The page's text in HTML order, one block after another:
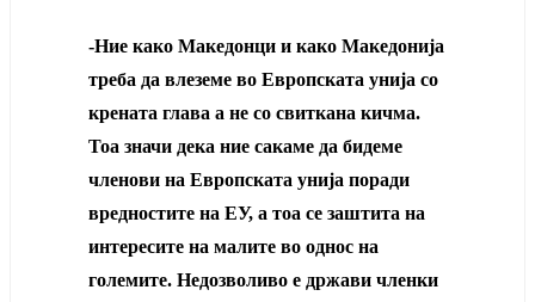
-Ние како Македонци и како Македонија
треба да влеземе во Европската унија со
крената глава а не со свиткана кичма.
Тоа значи дека ние сакаме да бидеме
членови на Европската унија поради
вредностите на ЕУ, а тоа се заштита на
интересите на малите во однос на
големите. Недозволиво е држави членки